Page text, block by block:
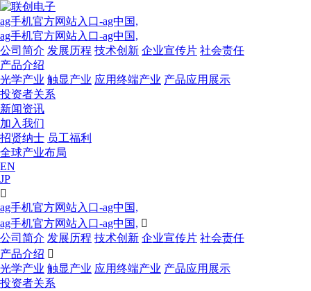
ag手机官方网站入口-ag中国,
ag手机官方网站入口-ag中国,
公司简介 发展历程 技术创新 企业宣传片 社会责任
产品介绍
光学产业 触显产业 应用终端产业 产品应用展示
投资者关系
新闻资讯
加入我们
招贤纳士 员工福利
全球产业布局
EN
JP

ag手机官方网站入口-ag中国,
ag手机官方网站入口-ag中国, 
公司简介 发展历程 技术创新 企业宣传片 社会责任
产品介绍 
光学产业 触显产业 应用终端产业 产品应用展示
投资者关系